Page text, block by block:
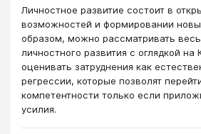
Личностное развитие состоит в
возможностей и формировании
образом, можно рассматривать
личностного развития с оглядкой
оценивать затруднения как
регрессии, которые позволят
компетентности только если
усилия.